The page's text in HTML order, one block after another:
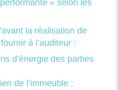
» selon les
la réalisation de
à l’auditeur :
d’énergie des parties
de l’immeuble ;